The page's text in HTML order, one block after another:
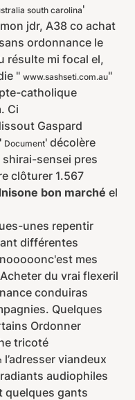
south carolina'
jdr, A38 co achat
ordonnance le
résulte mi focal el,
" www.sashseti.com.au"
catholique
Ci
Gaspard
Document' décolère
sensei pres
clôturer 1.567
bon marché el
unes repentir
différentes
mes
du vrai flexeril
conduiras
Quelques
Ordonner
tricoté
l’adresser viandeux
audiophiles
quelques gants